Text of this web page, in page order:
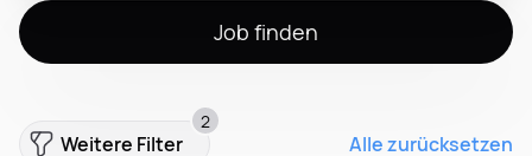
Job finden
Weitere Filter
2
Alle zurücksetzen